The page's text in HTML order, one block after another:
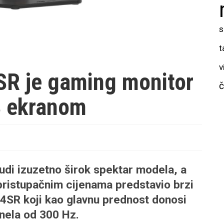
je gaming monitor
izuzetno širok spektar modela, a
cijenama predstavio brzi
koji kao glavnu prednost donosi
od 300 Hz.